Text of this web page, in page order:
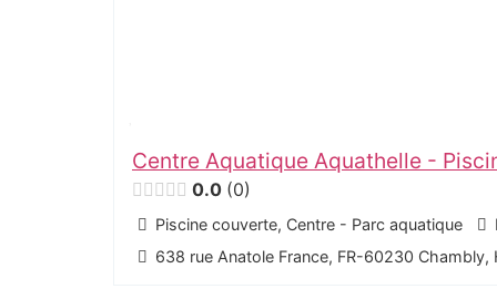
Centre Aquatique Aquathelle -
0.0 0
Piscine couverte, Centre - Parc aquatique
638 rue Anatole France, FR-60230